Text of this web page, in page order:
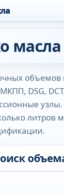
объемов
DSG,
литров